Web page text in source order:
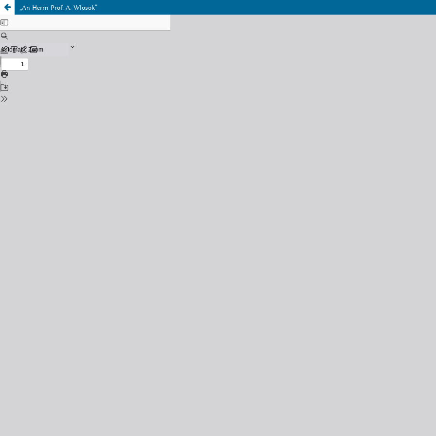
„An Herrn Prof. A. Wlosok“